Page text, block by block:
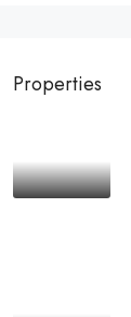
Properties